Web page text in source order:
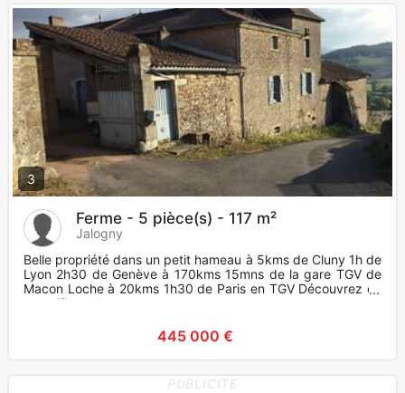
3
Ferme - 5 pièce(s) - 117 m²
Jalogny
Belle propriété dans un petit hameau à 5kms de Cluny 1h de
Lyon 2h30 de Genève à 170kms 15mns de la gare TGV de
Macon Loche à 20kms 1h30 de Paris en TGV Découvrez ce
magnifique d
445 000 €
PUBLICITE